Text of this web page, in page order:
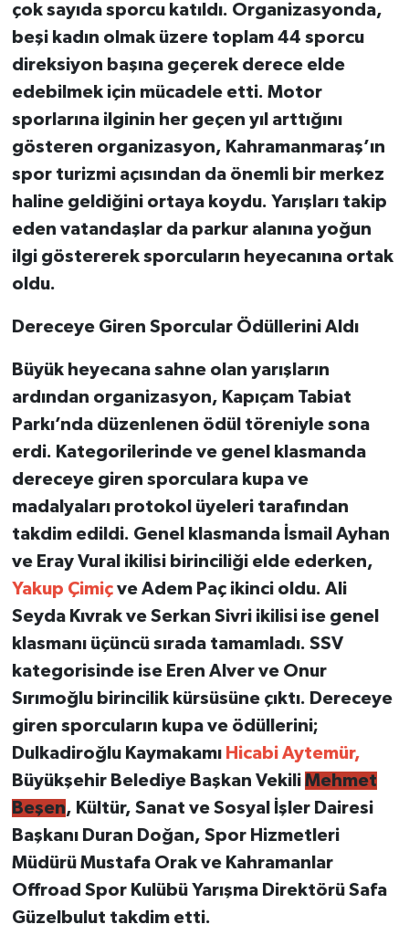
çok sayıda sporcu katıldı. Organizasyonda,
beşi kadın olmak üzere toplam 44 sporcu
direksiyon başına geçerek derece elde
edebilmek için mücadele etti. Motor
sporlarına ilginin her geçen yıl arttığını
gösteren organizasyon, Kahramanmaraş’ın
spor turizmi açısından da önemli bir merkez
haline geldiğini ortaya koydu. Yarışları takip
eden vatandaşlar da parkur alanına yoğun
ilgi göstererek sporcuların heyecanına ortak
oldu.
Dereceye Giren Sporcular Ödüllerini Aldı
Büyük heyecana sahne olan yarışların
ardından organizasyon, Kapıçam Tabiat
Parkı’nda düzenlenen ödül töreniyle sona
erdi. Kategorilerinde ve genel klasmanda
dereceye giren sporculara kupa ve
madalyaları protokol üyeleri tarafından
takdim edildi. Genel klasmanda İsmail Ayhan
ve Eray Vural ikilisi birinciliği elde ederken,
Yakup Çimiçve Adem Paç ikinci oldu. Ali
Seyda Kıvrak ve Serkan Sivri ikilisi ise genel
klasmanı üçüncü sırada tamamladı. SSV
kategorisinde ise Eren Alver ve Onur
Sırımoğlu birincilik kürsüsüne çıktı. Dereceye
giren sporcuların kupa ve ödüllerini;
Dulkadiroğlu Kaymakamı Hicabi Aytemür,
Büyükşehir Belediye Başkan Vekili Mehmet
Beşen, Kültür, Sanat ve Sosyal İşler Dairesi
Başkanı Duran Doğan, Spor Hizmetleri
Müdürü Mustafa Orak ve Kahramanlar
Offroad Spor Kulübü Yarışma Direktörü Safa
Güzelbulut takdim etti.